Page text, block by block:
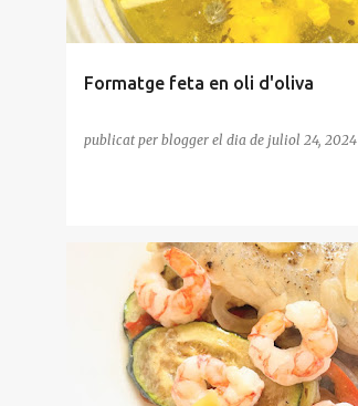
Formatge feta en oli d'oliva
publicat per blogger el dia de juliol 24, 2024
HORTALISSES MARISC MICROONES